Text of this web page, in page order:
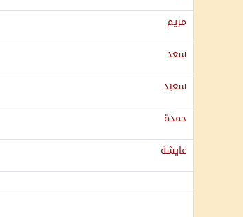
مريم
سعد
سعيد
حمدة
عايشة